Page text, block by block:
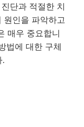
단과 적절한 치
원인을 파악하고
매우 중요합니
법에 대한 구체
.